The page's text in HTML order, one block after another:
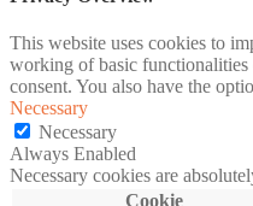
This website uses cookies to
working of basic functionalities
consent. You also have the
Necessary
Necessary
Always Enabled
Necessary cookies are
Cookie